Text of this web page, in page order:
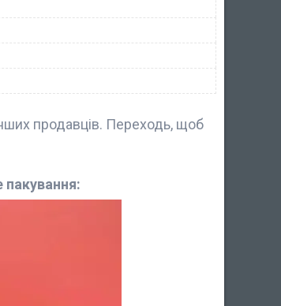
продавців. Переходь, щоб
пакування: